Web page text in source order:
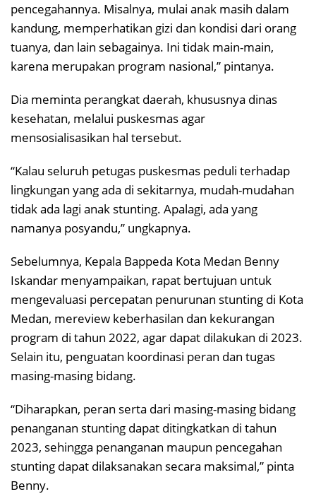
pencegahannya. Misalnya, mulai anak masih dalam
kandung, memperhatikan gizi dan kondisi dari orang
tuanya, dan lain sebagainya. Ini tidak main-main,
karena merupakan program nasional,” pintanya.
Dia meminta perangkat daerah, khususnya dinas
kesehatan, melalui puskesmas agar
mensosialisasikan hal tersebut.
“Kalau seluruh petugas puskesmas peduli terhadap
lingkungan yang ada di sekitarnya, mudah-mudahan
tidak ada lagi anak stunting. Apalagi, ada yang
namanya posyandu,” ungkapnya.
Sebelumnya, Kepala Bappeda Kota Medan Benny
Iskandar menyampaikan, rapat bertujuan untuk
mengevaluasi percepatan penurunan stunting di Kota
Medan, mereview keberhasilan dan kekurangan
program di tahun 2022, agar dapat dilakukan di 2023.
Selain itu, penguatan koordinasi peran dan tugas
masing-masing bidang.
“Diharapkan, peran serta dari masing-masing bidang
penanganan stunting dapat ditingkatkan di tahun
2023, sehingga penanganan maupun pencegahan
stunting dapat dilaksanakan secara maksimal,” pinta
Benny.